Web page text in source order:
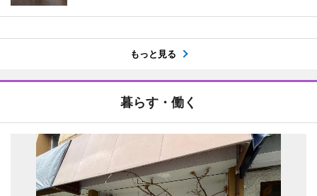
もっと見る
暮らす・働く